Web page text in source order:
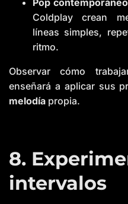
Coldplay crean
líneas simples,
ritmo.
Observar cómo
enseñará a aplicar sus
melodía propia.
8.
intervalos